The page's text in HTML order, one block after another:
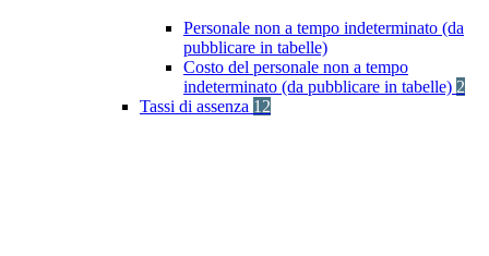
Personale non a tempo indeterminato (da
pubblicare in tabelle)
Costo del personale non a tempo
indeterminato (da pubblicare in tabelle) 2
Tassi di assenza 12